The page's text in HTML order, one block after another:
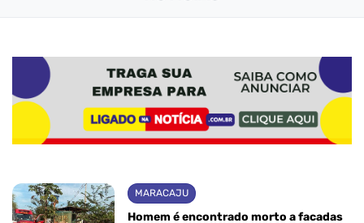
MARACAJU
Homem é encontrado morto a facadas